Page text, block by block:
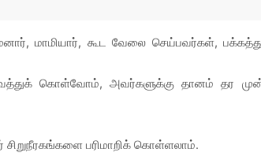
மாமியார், கூட வேலை செய்பவர்கள்,
வைத்துக் கொள்வோம், அவர்களுக்கு தானம் தர
பரிமாறிக் கொள்ளலாம்.